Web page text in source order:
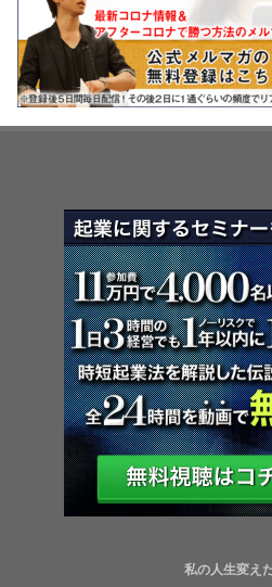
私の人生変え